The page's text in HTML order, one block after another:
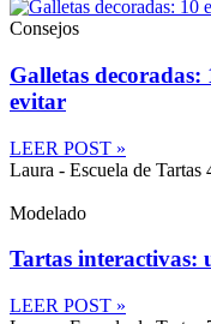
Consejos
Galletas decoradas:
evitar
LEER POST »
Laura - Escuela de Tartas
Modelado
Tartas interactivas:
LEER POST »